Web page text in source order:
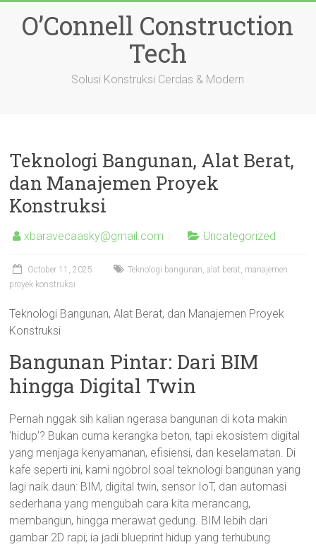
contentO’Connell Construction
Tech
Solusi Konstruksi Cerdas & Modern
Teknologi Bangunan, Alat Berat,
dan Manajemen Proyek
Konstruksi
xbaravecaasky@gmail.com Uncategorized
October 11, 2025
Teknologi bangunan, alat berat, manajemen
proyek konstruksi
Teknologi Bangunan, Alat Berat, dan Manajemen Proyek
Konstruksi
Bangunan Pintar: Dari BIM
hingga Digital Twin
Pernah nggak sih kalian ngerasa bangunan di kota makin
‘hidup’? Bukan cuma kerangka beton, tapi ekosistem digital
yang menjaga kenyamanan, efisiensi, dan keselamatan. Di
kafe seperti ini, kami ngobrol soal teknologi bangunan yang
lagi naik daun: BIM, digital twin, sensor IoT, dan automasi
sederhana yang mengubah cara kita merancang,
membangun, hingga merawat gedung. BIM lebih dari
gambar 2D rapi; ia jadi blueprint hidup yang terhubung